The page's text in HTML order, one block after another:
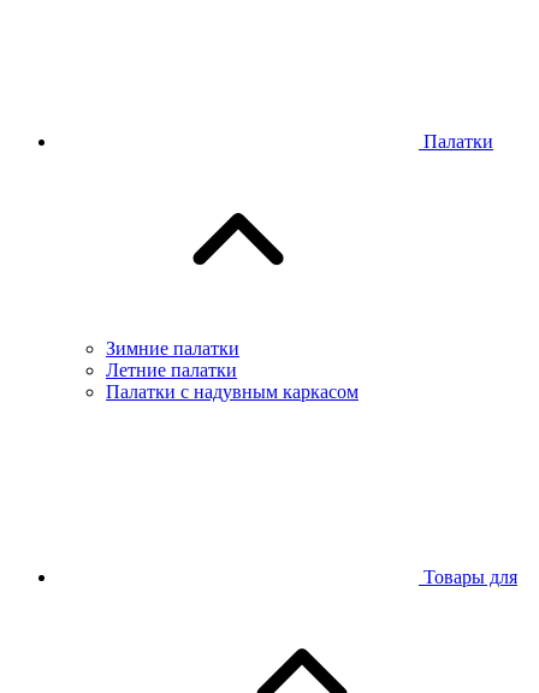
Палатки
Зимние палатки
Летние палатки
Палатки с надувным каркасом
Товары для